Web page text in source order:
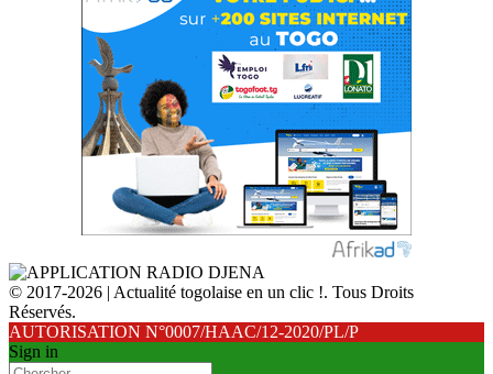
© 2017-2026 | Actualité togolaise en un clic !. Tous Droits
Réservés.
AUTORISATION N°0007/HAAC/12-2020/PL/P
Sign in